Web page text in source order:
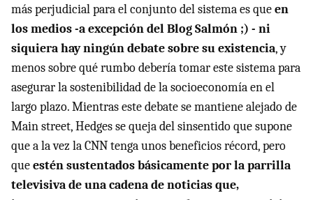
más perjudicial para el conjunto del sistema es queen
los medios -a excepción del Blog Salmón ;) - ni
siquiera hay ningún debate sobre su existencia, y
menos sobre qué rumbo debería tomar este sistema para
asegurar la sostenibilidad de la socioeconomía en el
largo plazo. Mientras este debate se mantiene alejado de
Main street, Hedges se queja del sinsentido que supone
que a la vez la CNN tenga unos beneficios récord, pero
queestén sustentados básicamente por la parrilla
televisiva de una cadena de noticias que,